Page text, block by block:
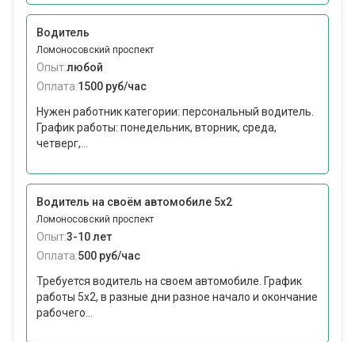
Водитель
Ломоносовский проспект
Опыт:любой
Оплата:1500 руб/час
Нужен работник категории: персональный водитель.
График работы: понедельник, вторник, среда,
четверг,...
Водитель на своём автомобиле 5х2
Ломоносовский проспект
Опыт:3-10 лет
Оплата:500 руб/час
Требуется водитель на своем автомобиле. График
работы 5х2, в разные дни разное начало и окончание
рабочего...